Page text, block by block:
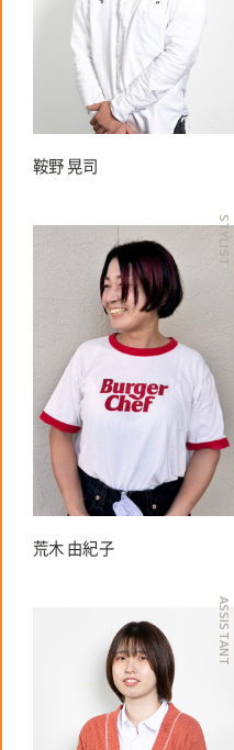
鞍野 晃司
STYLIST
荒木 由紀子
ASSISTANT